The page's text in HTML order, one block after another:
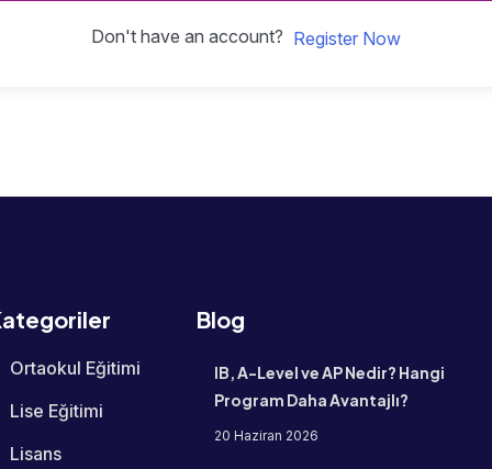
Don't have an account? Register Now
Ortaokul Eğitimi
Lise Eğitimi
Lisans
Blog
IB, A-Level ve AP Nedir? Hangi
Program Daha Avantajlı?
20 Haziran 2026